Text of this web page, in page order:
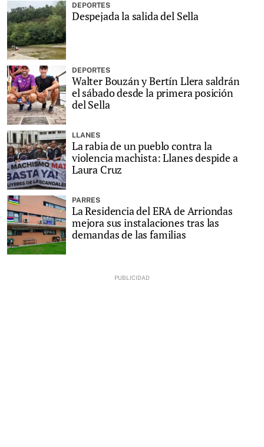
DEPORTES
Despejada la salida del Sella
DEPORTES
Walter Bouzán y Bertín Llera saldrán
el sábado desde la primera posición
del Sella
LLANES
La rabia de un pueblo contra la
violencia machista: Llanes despide a
Laura Cruz
PARRES
La Residencia del ERA de Arriondas
mejora sus instalaciones tras las
demandas de las familias